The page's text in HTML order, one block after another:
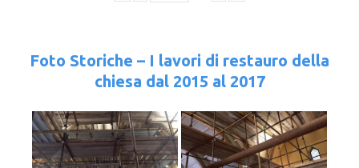
Foto Storiche – I lavori di restauro della
chiesa dal 2015 al 2017